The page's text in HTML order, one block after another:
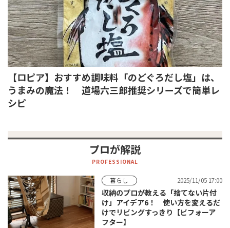
【ロピア】おすすめ調味料「のどぐろだし塩」は、
うまみの魔法！ 道場六三郎推奨シリーズで簡単レ
シピ
プロが解説
PROFESSIONAL
暮らし 2025/11/05 17:00
収納のプロが教える「捨てない片付
け」アイデア6！ 使い方を変えるだ
けでリビングすっきり【ビフォーア
フター】